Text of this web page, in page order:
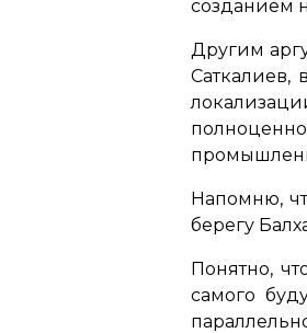
созданием
Другим
Саткалиев,
Напомню,
берегу
Понятно,
самого